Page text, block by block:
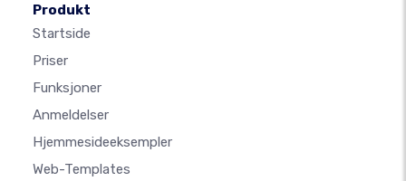
Produkt
Startside
Priser
Funksjoner
Anmeldelser
Hjemmesideeksempler
Web-Templates